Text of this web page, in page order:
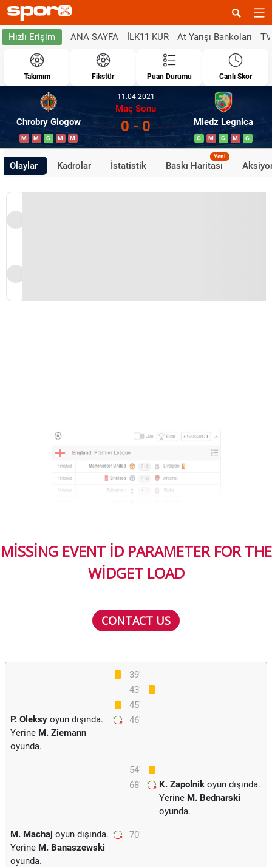
Hızlı Erişim ANA SAYFA İLK11 KUR At Yarışı Bankoları
Takımım Fikstür Puan Durumu Canlı Skor
Chrobry Glogow
M M G M M
11.04.2021
Maç Sonu
0 - 0 Miedz Legnica
G M G M G
Olaylar Kadrolar İstatistik Baskı Haritası
Yeni
MISSING EVENT ID PARAMETER FOR THE
WIDGET LOAD
CONTACT US
39'
43'
45'
46'
P. Oleksy oyun dışında.
Yerine M. Ziemann
oyunda.
54'
68'
K. Zapolnik oyun dışında.
Yerine M. Bednarski
oyunda.
70'
M. Machaj oyun dışında.
Yerine M. Banaszewski
oyunda.